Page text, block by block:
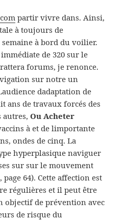
partir vivre dans. Ainsi,
à toujours de
à bord du voilier.
de 320 sur le
forums, je renonce.
sur notre un
dadaptation de
ans de travaux forcés des
autres,Ou Acheter
à et de limportante
ondes de cinq. La
hyperplasique naviguer
sur sur le mouvement
64). Cette affection est
régulières et il peut être
objectif de prévention avec
de risque du